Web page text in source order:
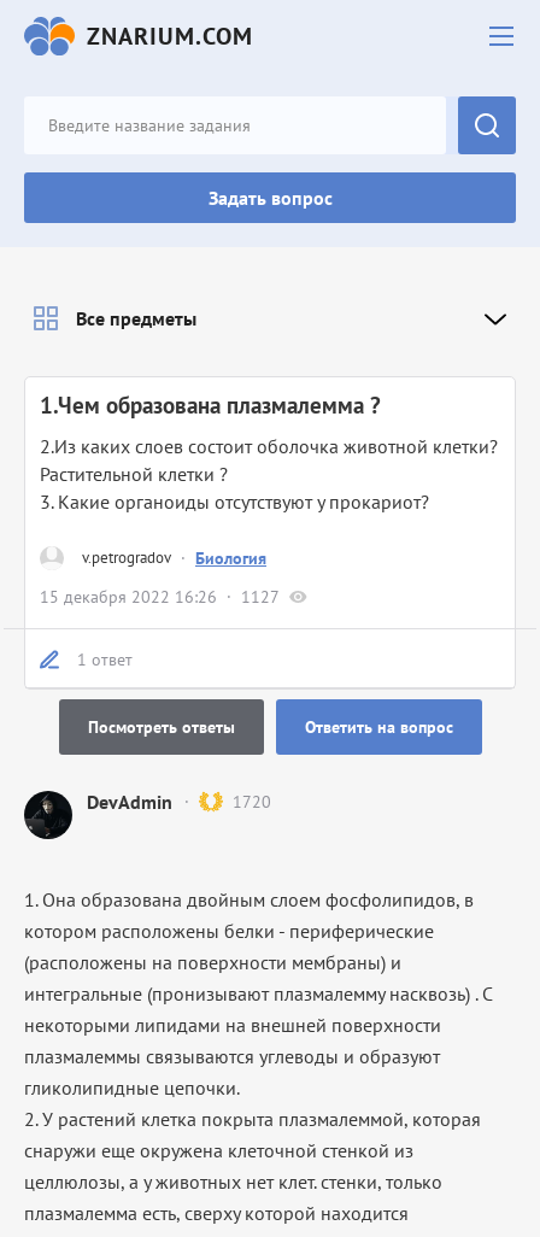
ZNARIUM.COM
Задать вопрос
v.petrogradov · Биология
15 декабря 2022 16:26
1127
1.Чем образована плазмалемма ?
2.Из каких слоев состоит оболочка животной клетки?
Растительной клетки ?
3. Какие органоиды отсутствуют у прокариот?
1 ответ
Посмотреть ответы Ответить на вопрос
DevAdmin 1720
1. Она образована двойным слоем фосфолипидов, в
котором расположены белки - периферические
(расположены на поверхности мембраны) и
интегральные (пронизывают плазмалемму насквозь) . С
некоторыми липидами на внешней поверхности
плазмалеммы связываются углеводы и образуют
гликолипидные цепочки.
2. У растений клетка покрыта плазмалеммой, которая
снаружи еще окружена клеточной стенкой из
целлюлозы, а у животных нет клет. стенки, только
плазмалемма есть, сверху которой находится
Все предметы